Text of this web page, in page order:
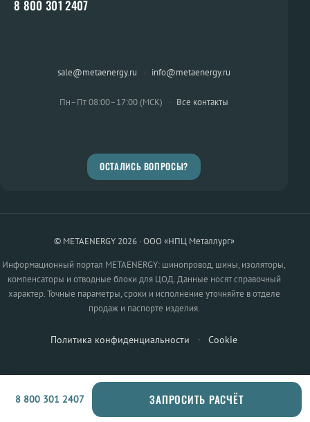
8 800 301 2407
sale@metaenergy.ru · info@metaenergy.ru
Пн–Пт 08:00–17:00 (МСК) · Все контакты
ОСТАЛИСЬ ВОПРОСЫ?
© METAENERGY 2026 · ООО «НПЦ Металлург»
Информационный портал METAENERGY: шинопровод, шины, изоляторы,
компенсаторы и отводные блоки для ЦОД. Данные носят справочный
характер. Точные параметры, сроки и исполнение уточняйте в отделе
продаж и паспорте изделия.
Политика конфиденциальности · Cookie
8 800 301 2407 ЗАПРОСИТЬ РАСЧЁТ